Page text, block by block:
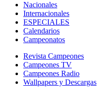
Nacionales
Internacionales
ESPECIALES
Calendarios
Campeonatos
Revista Campeones
Campeones TV
Campeones Radio
Wallpapers y Descargas